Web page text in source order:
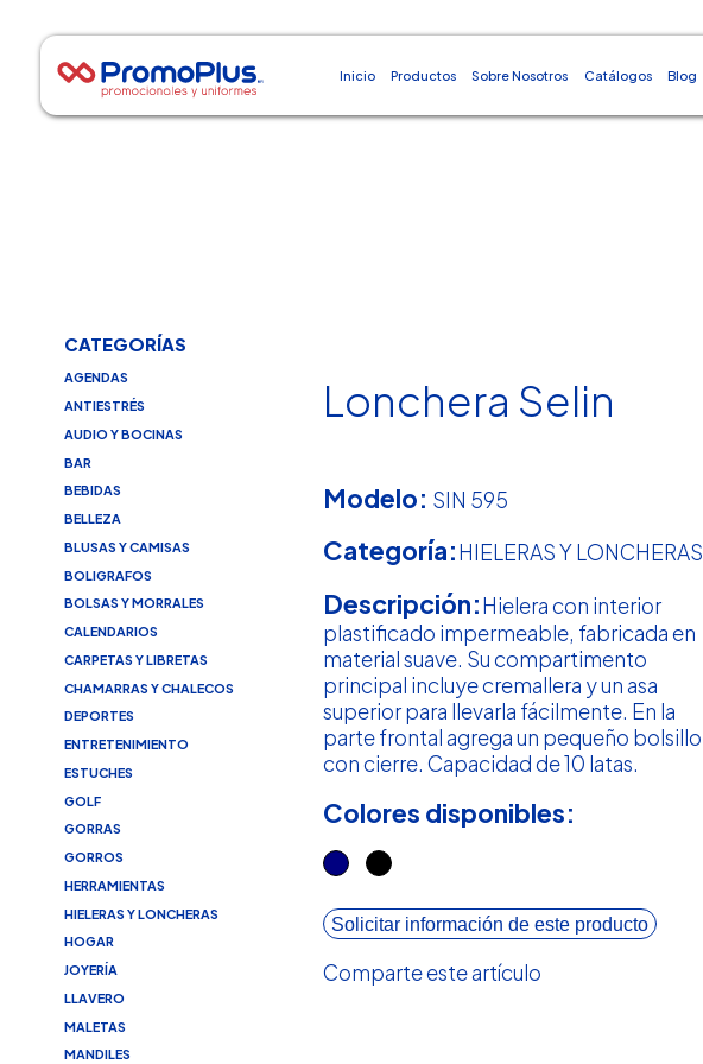
Inicio Productos Sobre Nosotros Catálogos Blog
CATEGORÍAS
AGENDAS
ANTIESTRÉS
AUDIO Y BOCINAS
BAR
BEBIDAS
BELLEZA
BLUSAS Y CAMISAS
BOLIGRAFOS
BOLSAS Y MORRALES
CALENDARIOS
CARPETAS Y LIBRETAS
CHAMARRAS Y CHALECOS
DEPORTES
ENTRETENIMIENTO
ESTUCHES
GOLF
GORRAS
GORROS
HERRAMIENTAS
HIELERAS Y LONCHERAS
HOGAR
JOYERÍA
LLAVERO
MALETAS
MANDILES
Lonchera Selin
Modelo: SIN 595
Categoría:HIELERAS Y LONCHERAS
Descripción:Hielera con interior
plastificado impermeable, fabricada en
material suave. Su compartimento
principal incluye cremallera y un asa
superior para llevarla fácilmente. En la
parte frontal agrega un pequeño bolsillo
con cierre. Capacidad de 10 latas.
Colores disponibles:
Solicitar información de este producto
Comparte este artículo